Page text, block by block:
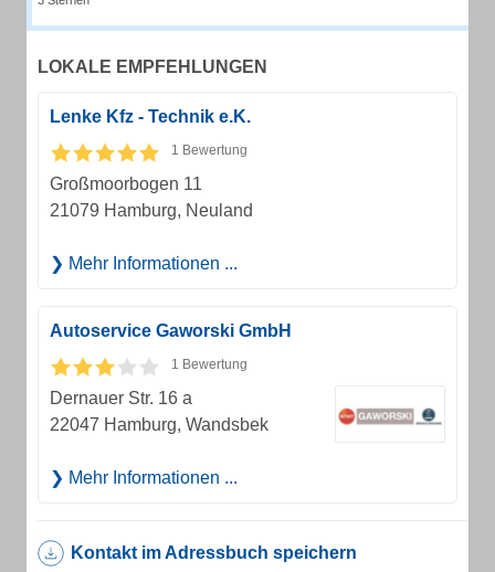
LOKALE EMPFEHLUNGEN
Lenke Kfz - Technik e.K.
1 Bewertung
Großmoorbogen 11
21079 Hamburg, Neuland
Mehr Informationen ...
Autoservice Gaworski GmbH
1 Bewertung
Dernauer Str. 16 a
22047 Hamburg, Wandsbek
Mehr Informationen ...
Kontakt im Adressbuch speichern